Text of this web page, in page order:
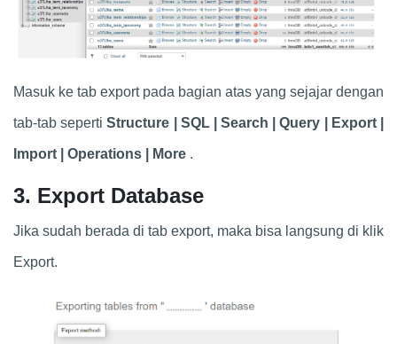
Masuk ke tab export pada bagian atas yang sejajar dengan
tab-tab sepertiStructure | SQL | Search | Query | Export |
Import | Operations | More .
3. Export Database
Jika sudah berada di tab export, maka bisa langsung di klik
Export.